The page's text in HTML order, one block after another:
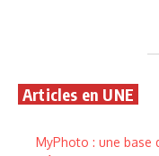
Articles en UNE
MyPhoto : une base